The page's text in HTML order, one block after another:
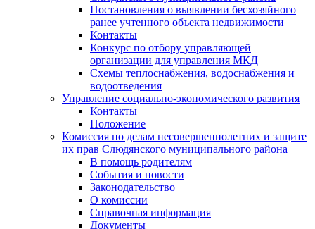
Постановления о выявлении бесхозяйного
ранее учтенного объекта недвижимости
Контакты
Конкурс по отбору управляющей
организации для управления МКД
Схемы теплоснабжения, водоснабжения и
водоотведения
Управление социально-экономического развития
Контакты
Положение
Комиссия по делам несовершеннолетних и защите
их прав Слюдянского муниципального района
В помощь родителям
События и новости
Законодательство
О комиссии
Справочная информация
Документы